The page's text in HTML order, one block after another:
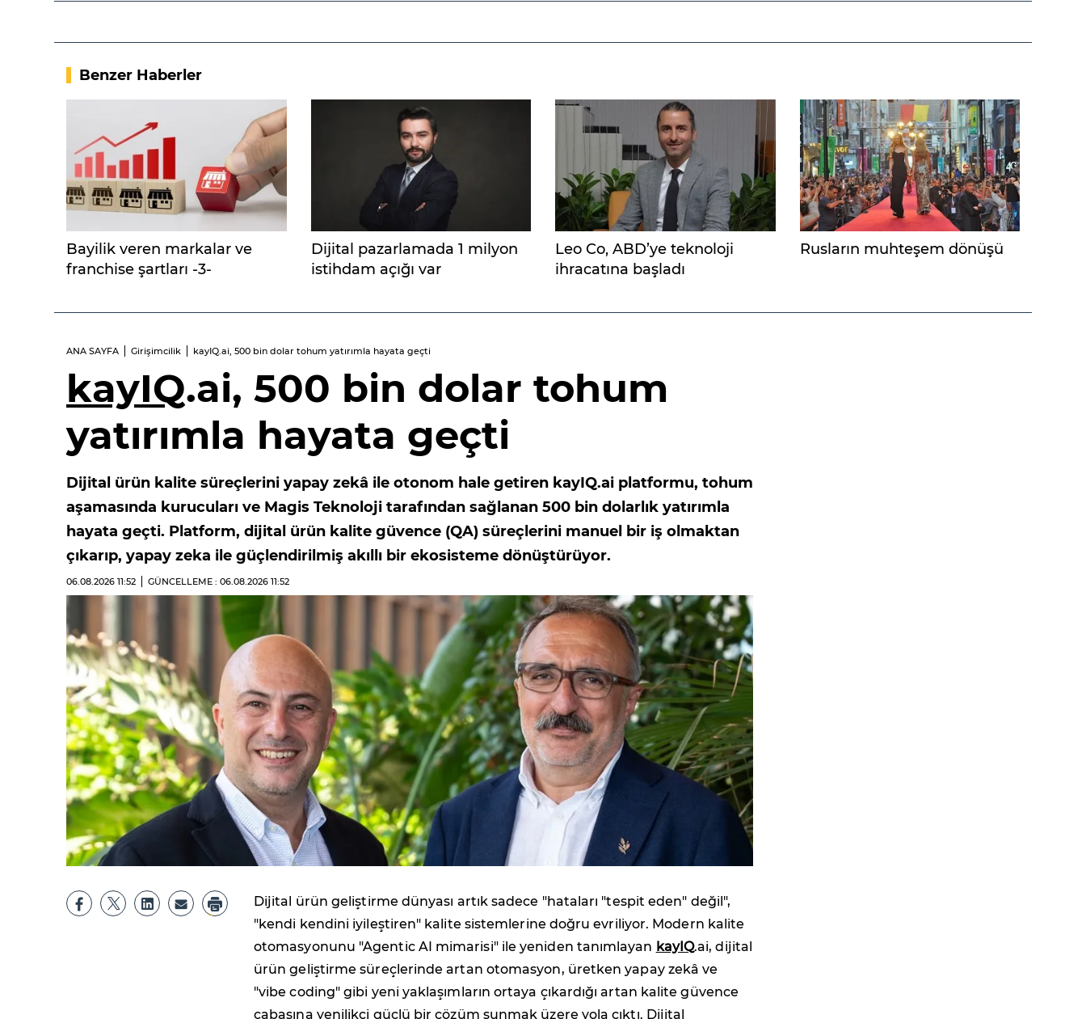
Benzer Haberler
Bayilik veren markalar ve
franchise şartları -3-
Dijital pazarlamada 1 milyon
istihdam açığı var
Leo Co, ABD’ye teknoloji
ihracatına başladı
Rusların muhteşem dönüşü
ANA SAYFA Girişimcilik kayIQ.ai, 500 bin dolar tohum yatırımla hayata geçti
kayIQ.ai, 500 bin dolar tohum
yatırımla hayata geçti
Dijital ürün kalite süreçlerini yapay zekâ ile otonom hale getiren kayIQ.ai platformu, tohum
aşamasında kurucuları ve Magis Teknoloji tarafından sağlanan 500 bin dolarlık yatırımla
hayata geçti. Platform, dijital ürün kalite güvence (QA) süreçlerini manuel bir iş olmaktan
çıkarıp, yapay zeka ile güçlendirilmiş akıllı bir ekosisteme dönüştürüyor.
06.08.2026 11:52 GÜNCELLEME : 06.08.2026 11:52
Dijital ürün geliştirme dünyası artık sadece "hataları "tespit eden" değil",
"kendi kendini iyileştiren" kalite sistemlerine doğru evriliyor. Modern kalite
otomasyonunu "Agentic AI mimarisi" ile yeniden tanımlayan kayIQ.ai, dijital
ürün geliştirme süreçlerinde artan otomasyon, üretken yapay zekâ ve
"vibe coding" gibi yeni yaklaşımların ortaya çıkardığı artan kalite güvence
çabasına yenilikçi güçlü bir çözüm sunmak üzere yola çıktı. Dijital